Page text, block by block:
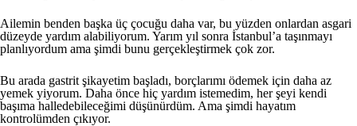
Ailemin benden başka üç çocuğu daha var, bu yüzden onlardan asgari
düzeyde yardım alabiliyorum. Yarım yıl sonra İstanbul’a taşınmayı
planlıyordum ama şimdi bunu gerçekleştirmek çok zor.
Bu arada gastrit şikayetim başladı, borçlarımı ödemek için daha az
yemek yiyorum. Daha önce hiç yardım istemedim, her şeyi kendi
başıma halledebileceğimi düşünürdüm. Ama şimdi hayatım
kontrolümden çıkıyor.